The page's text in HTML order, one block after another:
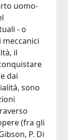
uomo-
- o
il
dai
sono
(fra gli
P. Di